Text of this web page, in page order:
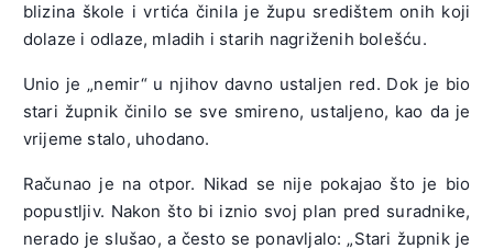
blizina škole i vrtića činila je župu središtem onih koji
dolaze i odlaze, mladih i starih nagriženih bolešću.
Unio je „nemir“ u njihov davno ustaljen red. Dok je bio
stari župnik činilo se sve smireno, ustaljeno, kao da je
vrijeme stalo, uhodano.
Računao je na otpor. Nikad se nije pokajao što je bio
popustljiv. Nakon što bi iznio svoj plan pred suradnike,
nerado je slušao, a često se ponavljalo: „Stari župnik je